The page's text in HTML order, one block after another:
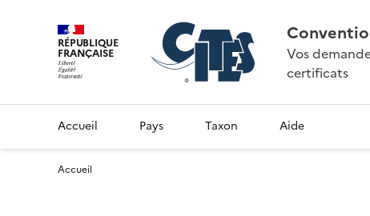
RÉPUBLIQUE
FRANÇAISE
Vos
certificats
Accueil Pays Taxon Aide
Accueil